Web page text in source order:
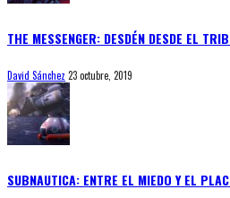
THE MESSENGER: DESDÉN DESDE EL
David Sánchez 23 octubre, 2019
SUBNAUTICA: ENTRE EL MIEDO Y EL